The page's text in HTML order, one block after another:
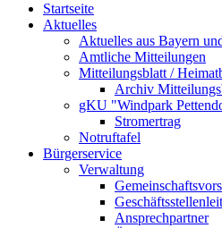
Startseite
Aktuelles
Aktuelles aus Bayern
Amtliche Mitteilungen
Mitteilungsblatt /
Archiv
gKU "Windpark
Stromertrag
Notruftafel
Bürgerservice
Verwaltung
Ansprechpartner